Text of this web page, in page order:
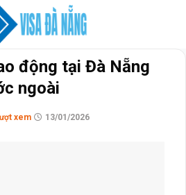
động tại Đà Nẵng
ngoài
xem 13/01/2026